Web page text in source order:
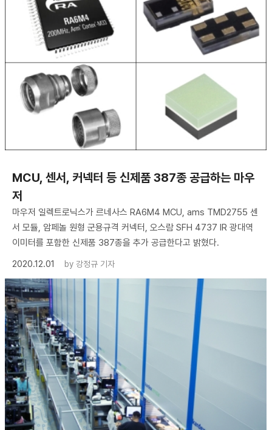
MCU, 센서, 커넥터 등 신제품 387종 공급하는 마우
저
마우저 일렉트로닉스가 르네사스 RA6M4 MCU, ams TMD2755 센
서 모듈, 암페놀 원형 군용규격 커넥터, 오스람 SFH 4737 IR 광대역
이미터를 포함한 신제품 387종을 추가 공급한다고 밝혔다.
2020.12.01
by 강정규 기자